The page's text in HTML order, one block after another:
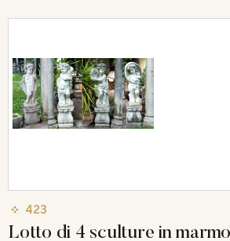
423
Lotto di 4 sculture in